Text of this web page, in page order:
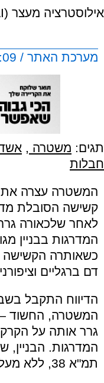
אילוסטרציה מעצר (AI)
מערכת האתר / 17:09 16.06.26
תגים: משטרה ,
חבלות
המשטרה עצרה
קשישה הסובלת
לאחר שלכאורה
המדרגות בבניין
כשאותרה הקשישה
דם ברגליים
הדיווח התקבל
המשטרה, החשוד
גרר אותה על
המדרגות. הבניין,
תמ"א 38, ללא מעלית בין הקומות.